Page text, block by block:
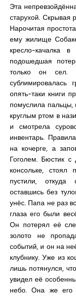
Эта
старухой. Скрывая
Нарочитая
ему жилище
кресло-качалка
подошедшая
только он сел.
сублимировалась
опять-таки книги
помуслила пальцы,
круглым ртом в
и смотрела
инвентарь.
на кочерге, а
Гоголем. Бюстик
консольке,
пустили, откуда
оставшись без
унёс. Папа не раз
глаза его были
Он потерял её
золото не
событий, и он на
клубнику. Уже из
лишь потянулся,
увидел её
небо. Она же его